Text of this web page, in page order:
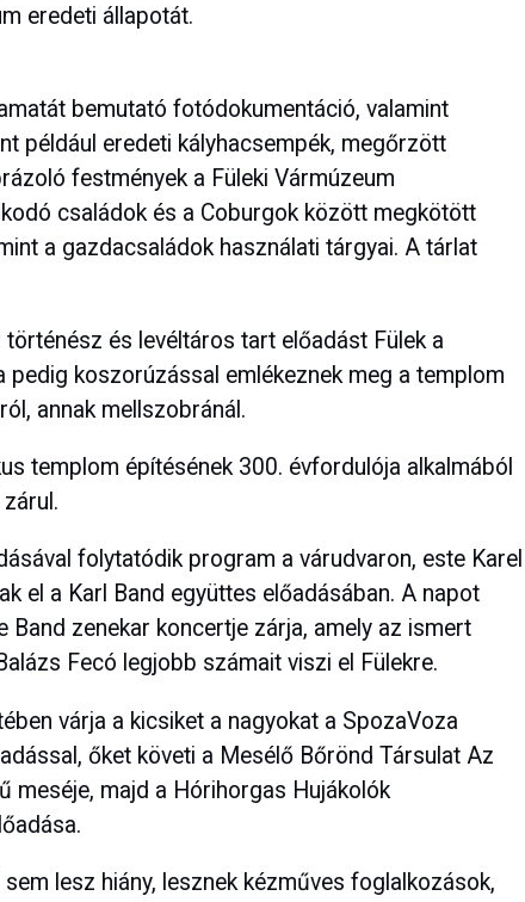
eredeti állapotát.
bemutató fotódokumentáció, valamint
például eredeti kályhacsempék, megőrzött
festmények a Füleki Vármúzeum
családok és a Coburgok között megkötött
a gazdacsaládok használati tárgyai. A tárlat
és levéltáros tart előadást Fülek a
pedig koszorúzással emlékeznek meg a templom
annak mellszobránál.
templom építésének 300. évfordulója alkalmából
folytatódik program a várudvaron, este Karel
el a Karl Band együttes előadásában. A napot
zenekar koncertje zárja, amely az ismert
Fecó legjobb számait viszi el Fülekre.
várja a kicsiket a nagyokat a SpozaVoza
őket követi a Mesélő Bőrönd Társulat Az
meséje, majd a Hórihorgas Hujákolók
lesz hiány, lesznek kézműves foglalkozások,